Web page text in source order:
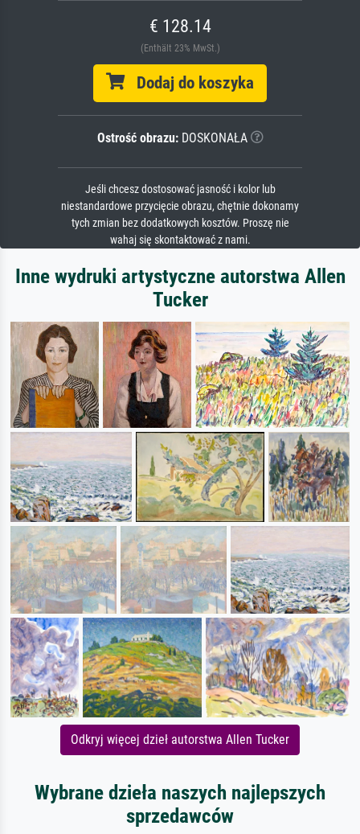
€ 128.14
(Enthält 23% MwSt.)
Dodaj do koszyka
Ostrość obrazu:DOSKONAŁA
Jeśli chcesz dostosować jasność i kolor lub
niestandardowe przycięcie obrazu, chętnie dokonamy
tych zmian bez dodatkowych kosztów. Proszę nie
wahaj się skontaktować z nami.
Inne wydruki artystyczne autorstwa Allen
Tucker
Odkryj więcej dzieł autorstwa Allen Tucker
Wybrane dzieła naszych najlepszych
sprzedawców